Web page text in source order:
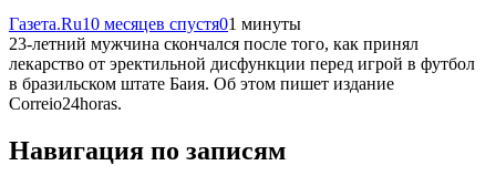
Газета.Ru10 месяцев спустя01 минуты
23-летний мужчина скончался после того, как принял
лекарство от эректильной дисфункции перед игрой в футбол
в бразильском штате Баия. Об этом пишет издание
Correio24horas.
Навигация по записям